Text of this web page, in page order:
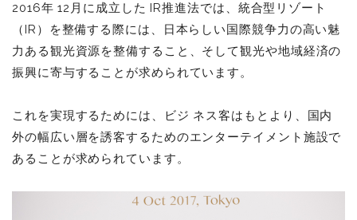
2016年 12⽉に成⽴した IR推進法では、統合型リゾート
（IR）を整備する際には、⽇本らしい国際競争⼒の⾼い魅
⼒ある観光資源を整備すること、そして観光や地域経済の
振興に寄与することが求められています。
これを実現するためには、ビジ ネス客はもとより、国内
外の幅広い層を誘客するためのエンターテイメント施設で
あることが求められています。